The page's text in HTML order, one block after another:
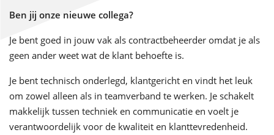
Ben jij onze nieuwe collega?
Je bent goed in jouw vak als contractbeheerder omdat je als
geen ander weet wat de klant behoefte is.
Je bent technisch onderlegd, klantgericht en vindt het leuk
om zowel alleen als in teamverband te werken. Je schakelt
makkelijk tussen techniek en communicatie en voelt je
verantwoordelijk voor de kwaliteit en klanttevredenheid.